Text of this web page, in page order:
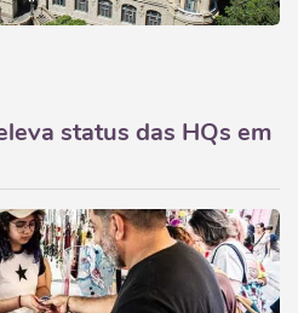
status das HQs em